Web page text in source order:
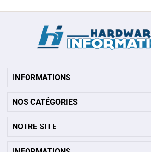
INFORMATIONS
NOS CATÉGORIES
NOTRE SITE